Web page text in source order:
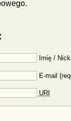
Imię /
E-mail
URI